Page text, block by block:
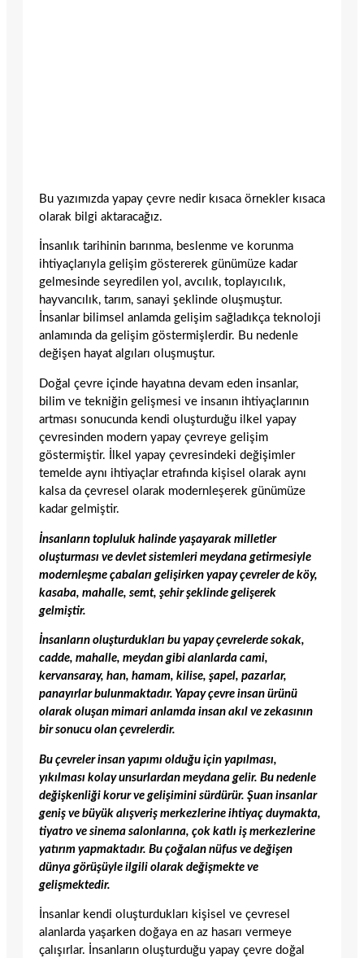
Bu yazımızda yapay çevre nedir kısaca örnekler kısaca
olarak bilgi aktaracağız.
İnsanlık tarihinin barınma, beslenme ve korunma
ihtiyaçlarıyla gelişim göstererek günümüze kadar
gelmesinde seyredilen yol, avcılık, toplayıcılık,
hayvancılık, tarım, sanayi şeklinde oluşmuştur.
İnsanlar bilimsel anlamda gelişim sağladıkça teknoloji
anlamında da gelişim göstermişlerdir. Bu nedenle
değişen hayat algıları oluşmuştur.
Doğal çevre içinde hayatına devam eden insanlar,
bilim ve tekniğin gelişmesi ve insanın ihtiyaçlarının
artması sonucunda kendi oluşturduğu ilkel yapay
çevresinden modern yapay çevreye gelişim
göstermiştir. İlkel yapay çevresindeki değişimler
temelde aynı ihtiyaçlar etrafında kişisel olarak aynı
kalsa da çevresel olarak modernleşerek günümüze
kadar gelmiştir.
İnsanların topluluk halinde yaşayarak milletler
oluşturması ve devlet sistemleri meydana getirmesiyle
modernleşme çabaları gelişirken yapay çevreler de köy,
kasaba, mahalle, semt, şehir şeklinde gelişerek
gelmiştir.
İnsanların oluşturdukları bu yapay çevrelerde sokak,
cadde, mahalle, meydan gibi alanlarda cami,
kervansaray, han, hamam, kilise, şapel, pazarlar,
panayırlar bulunmaktadır. Yapay çevre insan ürünü
olarak oluşan mimari anlamda insan akıl ve zekasının
bir sonucu olan çevrelerdir.
Bu çevreler insan yapımı olduğu için yapılması,
yıkılması kolay unsurlardan meydana gelir. Bu nedenle
değişkenliği korur ve gelişimini sürdürür. Şuan insanlar
geniş ve büyük alışveriş merkezlerine ihtiyaç duymakta,
tiyatro ve sinema salonlarına, çok katlı iş merkezlerine
yatırım yapmaktadır. Bu çoğalan nüfus ve değişen
dünya görüşüyle ilgili olarak değişmekte ve
gelişmektedir.
İnsanlar kendi oluşturdukları kişisel ve çevresel
alanlarda yaşarken doğaya en az hasarı vermeye
çalışırlar. İnsanların oluşturduğu yapay çevre doğal